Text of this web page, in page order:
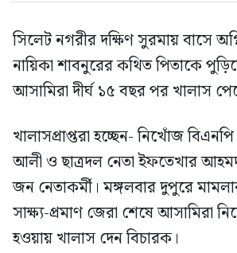
সিলেট নগরীর দক্ষিণ সুরমায় বাসে
নায়িকা শাবনুরের কথিত পিতাকে
আসামিরা দীর্ঘ ১৫ বছর পর খালাস
খালাসপ্রাপ্তরা হচ্ছেন- নিখোঁজ
আলী ও ছাত্রদল নেতা ইফতেখার
জন নেতাকর্মী। মঙ্গলবার দুপুরে
সাক্ষ্য-প্রমাণ জেরা শেষে আসামিরা
হওয়ায় খালাস দেন বিচারক।